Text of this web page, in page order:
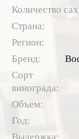
Количество
Страна:
Регион:
Бренд:
Сорт
винограда:
Объем:
Год: